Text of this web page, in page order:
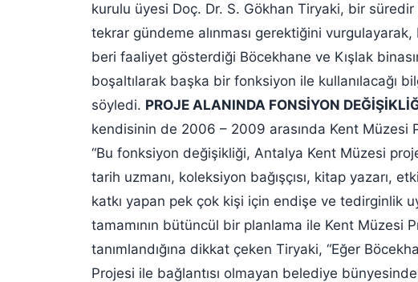
kurulu üyesi Doç. Dr. S. Gökhan Tiryaki, bir
tekrar gündeme alınması gerektiğini
beri faaliyet gösterdiği Böcekhane ve Kışlak
boşaltılarak başka bir fonksiyon ile kullanılacağı
söyledi. PROJE ALANINDA FONSİYON
kendisinin de 2006 – 2009 arasında Kent Müzesi
“Bu fonksiyon değişikliği, Antalya Kent Müzesi
tarih uzmanı, koleksiyon bağışçısı, kitap yazarı,
katkı yapan pek çok kişi için endişe ve tedirginlik
tamamının bütüncül bir planlama ile Kent Müzesi
tanımlandığına dikkat çeken Tiryaki, “Eğer
Projesi ile bağlantısı olmayan belediye